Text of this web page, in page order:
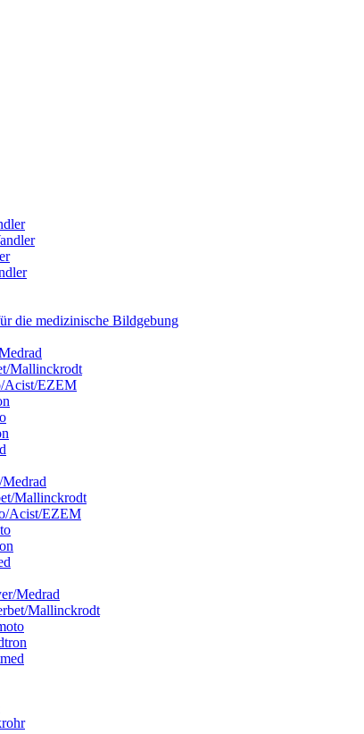
die medizinische Bildgebung
Mallinckrodt
Acist/EZEM
Mallinckrodt
Acist/EZEM
Medrad
Mallinckrodt